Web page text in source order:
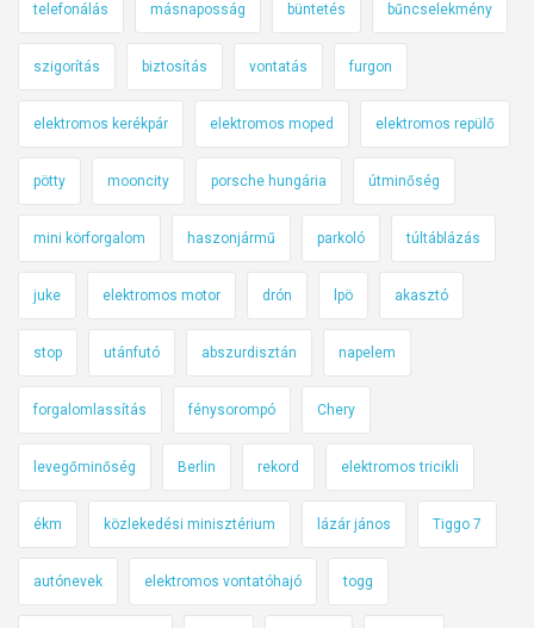
telefonálás másnaposság büntetés bűncselekmény
szigorítás biztosítás vontatás furgon
elektromos kerékpár elektromos moped elektromos repülő
pötty mooncity porsche hungária útminőség
mini körforgalom haszonjármű parkoló túltáblázás
juke elektromos motor drón lpö akasztó
stop utánfutó abszurdisztán napelem
forgalomlassítás fénysorompó Chery
levegőminőség Berlin rekord elektromos tricikli
ékm közlekedési minisztérium lázár jános Tiggo 7
autónevek elektromos vontatóhajó togg